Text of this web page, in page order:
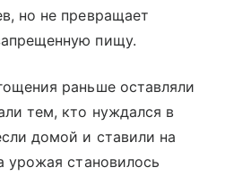
но не превращает
пищу.
раньше оставляли
тем, кто нуждался в
домой и ставили на
урожая становилось